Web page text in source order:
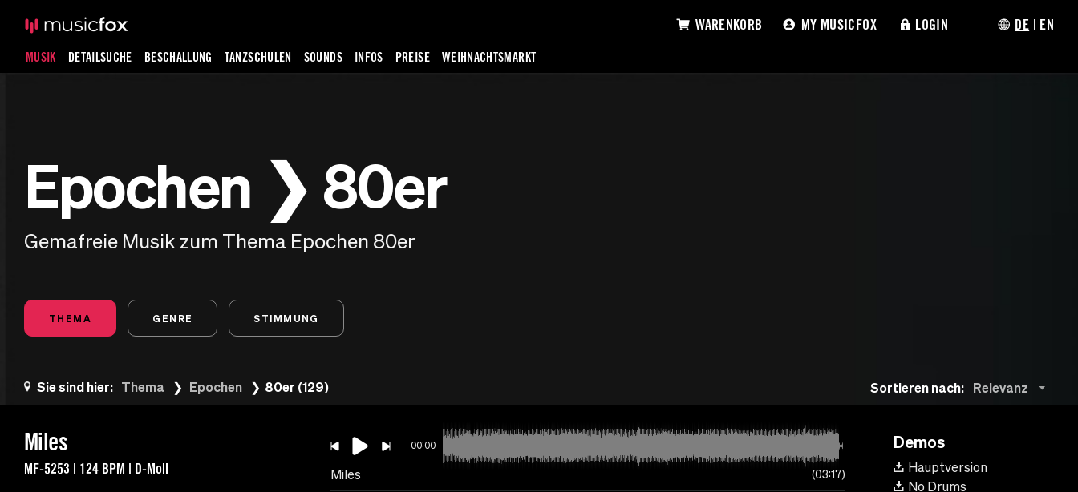
MUSIK DETAILSUCHE BESCHALLUNG TANZSCHULEN SOUNDS INFOS PREISE WEIHNACHTSMARKT
WARENKORB MY MUSICFOX LOGIN DE | EN
Epochen ❯ 80er
Gemafreie Musik zum Thema Epochen 80er
THEMA GENRE STIMMUNG
Sie sind hier: Thema Epochen 80er (129) Sortieren nach: Relevanz
Miles
MF-5253 | 124 BPM | D-Moll
00:00
Miles 03:17
Demos
Hauptversion
No Drums